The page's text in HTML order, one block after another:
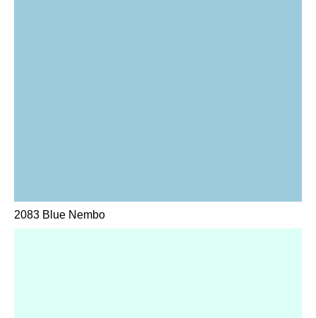
2083 Blue Nembo